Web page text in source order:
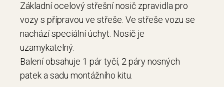
Základní ocelový střešní nosič zpravidla pro
vozy s přípravou ve střeše. Ve střeše vozu se
nachází speciální úchyt. Nosič je
uzamykatelný.
Balení obsahuje 1 pár tyčí, 2 páry nosných
patek a sadu montážního kitu.